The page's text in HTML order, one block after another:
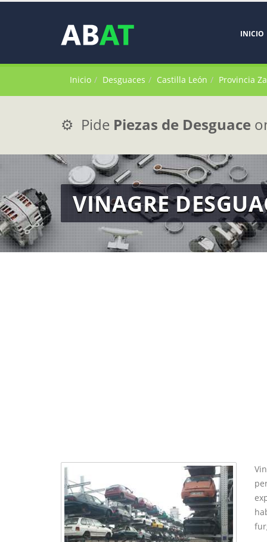
INICIO
Inicio Desguaces Castilla León Provincia
⚙️ Pide Piezas de Desguace
VINAGRE